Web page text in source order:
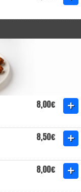
8,00€
8,50€
8,00€